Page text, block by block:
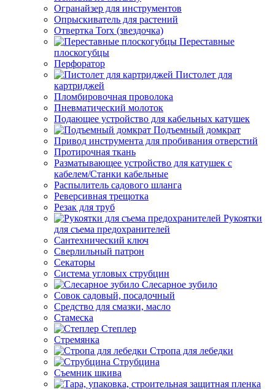
Огранайзер для инструментов
Опрыскиватель для растений
Отвертка Torx (звездочка)
Переставные
плоскогубцы
Перфоратор
Пистолет для
картриджей
Пломбировочная проволока
Пневматический молоток
Подающее устройство для кабельных катушек
Подъемный домкрат
Привод инструмента для пробивания отверстий
Протирочная ткань
Разматывающее устройство для катушек с
кабелем/Станки кабельные
Распылитель садового шланга
Реверсивная трещотка
Резак для труб
Рукоятки
для съема предохранителей
Сантехнический ключ
Сверлильный патрон
Секаторы
Система угловых струбцин
Слесарное зубило
Совок садовый, посадочный
Средство для смазки, масло
Стамеска
Степлер
Стремянка
Стропа для лебедки
Струбцина
Съемник шкива